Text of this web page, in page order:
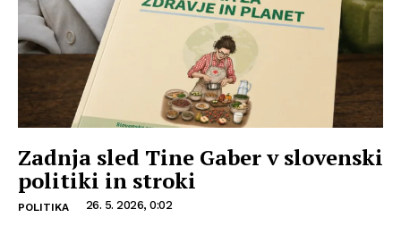
Zadnja sled Tine Gaber v slovenski
politiki in stroki
POLITIKA 26. 5. 2026, 0:02